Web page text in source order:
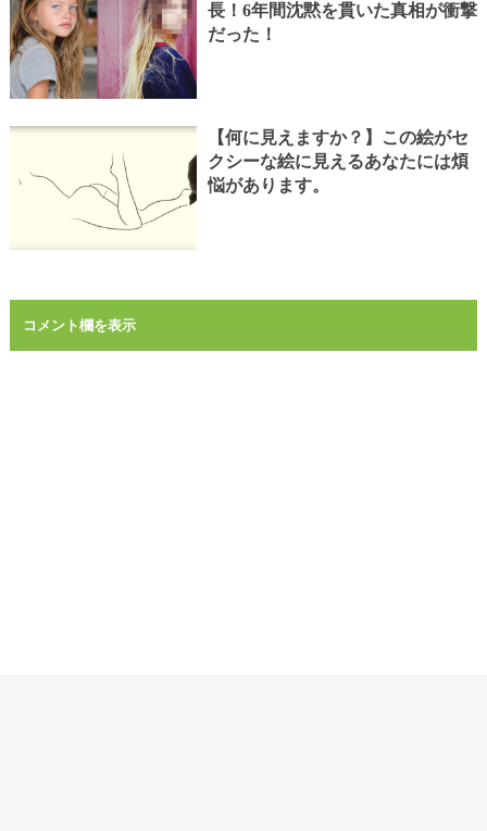
長！6年間沈黙を貫いた真相が衝撃
だった！
【何に見えますか？】この絵がセ
クシーな絵に見えるあなたには煩
悩があります。
コメント欄を表示